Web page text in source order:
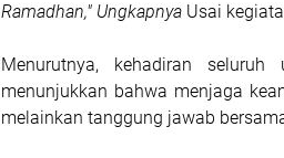
Ramadhan," Ungkapnya Usai
Menurutnya, kehadiran
menunjukkan bahwa menjaga
melainkan tanggung jawab